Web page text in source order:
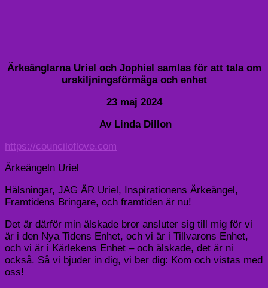
Ärkeänglarna Uriel och Jophiel samlas för att tala om
urskiljningsförmåga och enhet
23 maj 2024
Av Linda Dillon
https://counciloflove.com
Ärkeängeln Uriel
Hälsningar, JAG ÄR Uriel, Inspirationens Ärkeängel,
Framtidens Bringare, och framtiden är nu!
Det är därför min älskade bror ansluter sig till mig för vi
är i den Nya Tidens Enhet, och vi är i Tillvarons Enhet,
och vi är i Kärlekens Enhet – och älskade, det är ni
också. Så vi bjuder in dig, vi ber dig: Kom och vistas med
oss!